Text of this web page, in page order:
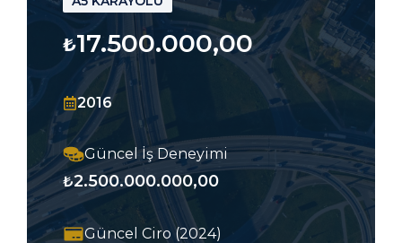
₺17.500.000,00
2016
Güncel İş Deneyimi
₺2.500.000.000,00
Güncel Ciro (2024)